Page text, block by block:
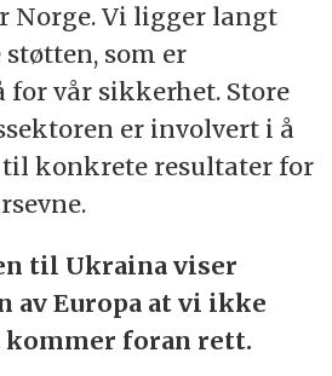
Norge. Vi ligger langt
som er
for vår sikkerhet. Store
er involvert i å
konkrete resultater for
til Ukraina viser
av Europa at vi ikke
foran rett.